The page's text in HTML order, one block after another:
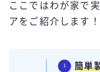
ここではわが家で
アをご紹介します！
簡単